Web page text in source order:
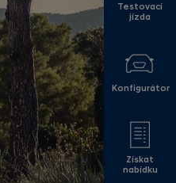
Testovací
jízda
Konfigurátor
Získat
nabídku